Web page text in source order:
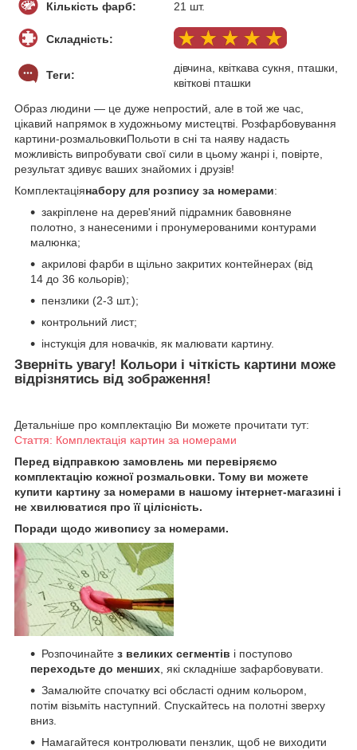
Кількість фарб: 21 шт.
Складність:
Теги:
дівчина, квіткава сукня, пташки,
квіткові пташки
Образ людини — це дуже непростий, але в той же час,
цікавий напрямок в художньому мистецтві. Розфарбовування
картини-розмальовкиПольоти в сні та наяву надасть
можливість випробувати свої сили в цьому жанрі і, повірте,
результат здивує ваших знайомих і друзів!
Комплектаціянабору для розпису за номерами:
закріплене на дерев'яний підрамник бавовняне
полотно, з нанесеними і пронумерованими контурами
малюнка;
акрилові фарби в щільно закритих контейнерах (від
14 до 36 кольорів);
пензлики (2-3 шт.);
контрольний лист;
інстукція для новачків, як малювати картину.
Зверніть увагу! Кольори і чіткість картини може
відрізнятись від зображення!
Детальніше про комплектацію Ви можете прочитати тут:
Стаття: Комплектація картин за номерами
Перед відправкою замовлень ми перевіряємо
комплектацію кожної розмальовки. Тому ви можете
купити картину за номерами в нашому інтернет-магазині і
не хвилюватися про її цілісність.
Поради щодо живопису за номерами.
Розпочинайте з великих сегментів і поступово
переходьте до менших , які складніше зафарбовувати.
Замалюйте спочатку всі обсласті одним кольором,
потім візьміть наступний. Спускайтесь на полотні зверху
вниз.
Намагайтеся контролювати пензлик, щоб не виходити